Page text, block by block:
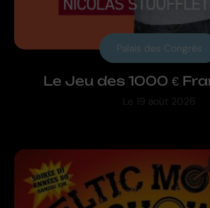
Le Jeu des 1000 €
Palais des Congrès
Le 19 août 2026